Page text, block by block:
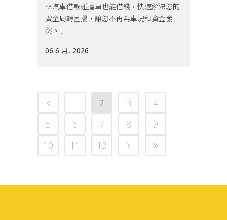
林汽車借款碰撞車也能借錢，快速解決您的
資金周轉困擾，讓您不再為車況和資金發
愁。...
06 6 月, 2026
1 2 3
4
5
6 7 8
9
10
11 12